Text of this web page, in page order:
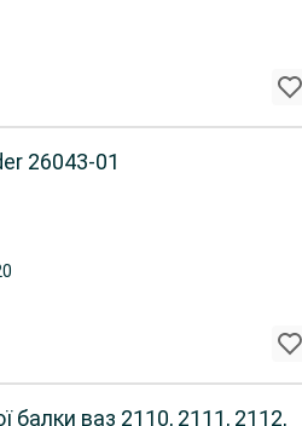
26043-01
балки ваз 2110, 2111, 2112,